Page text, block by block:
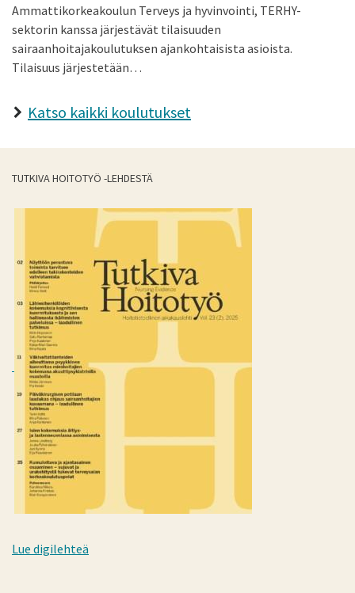
Ammattikorkeakoulun Terveys ja hyvinvointi, TERHY-
sektorin kanssa järjestävät tilaisuuden
sairaanhoitajakoulutuksen ajankohtaisista asioista.
Tilaisuus järjestetään…
Katso kaikki koulutukset
TUTKIVA HOITOTYÖ -LEHDESTÄ
Lue digilehteä